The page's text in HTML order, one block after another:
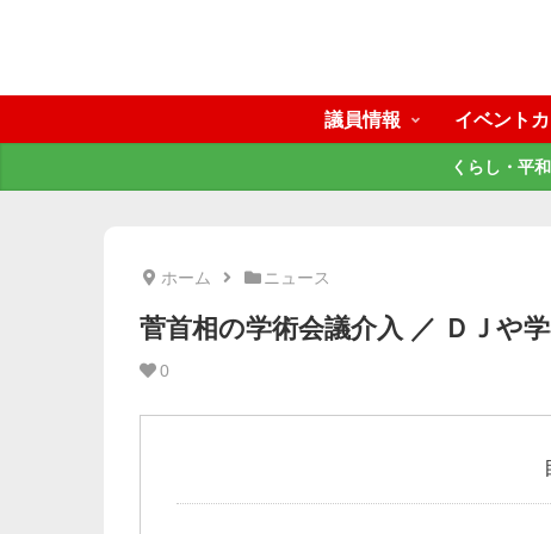
議員情報 イベント
くらし・平
ホーム ニュース
菅首相の学術会議介入 ／ ＤＪや
0